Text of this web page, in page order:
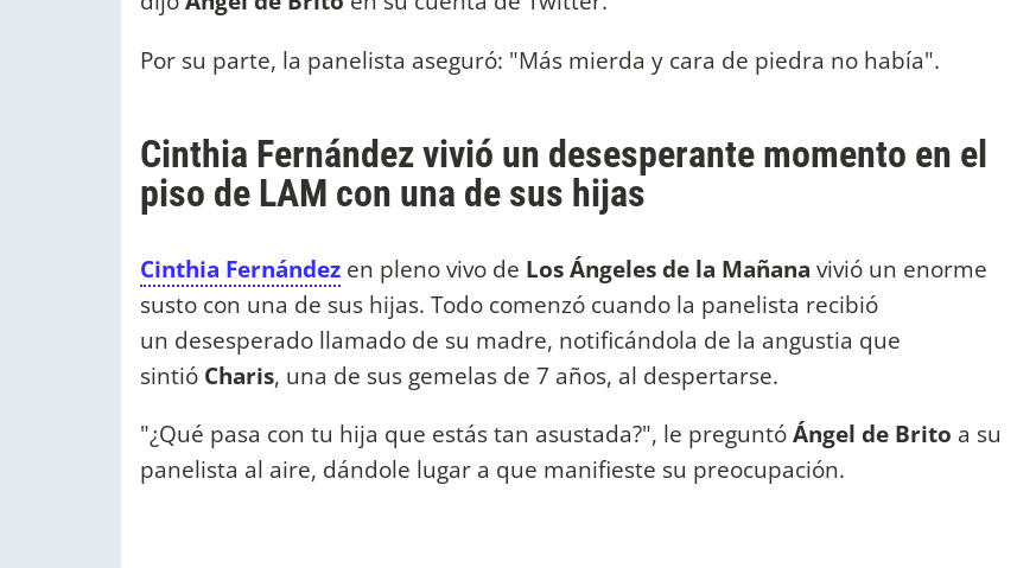
Por su parte, la panelista aseguró: "Más mierda y cara de piedra no había".
Cinthia Fernández vivió un desesperante momento en el
piso de LAM con una de sus hijas
Cinthia Fernández en pleno vivo de Los Ángeles de la Mañana vivió un enorme
susto con una de sus hijas. Todo comenzó cuando la panelista recibió
un desesperado llamado de su madre, notificándola de la angustia que
sintió Charis, una de sus gemelas de 7 años, al despertarse.
"¿Qué pasa con tu hija que estás tan asustada?", le preguntóÁngel de Brito a su
panelista al aire, dándole lugar a que manifieste su preocupación.